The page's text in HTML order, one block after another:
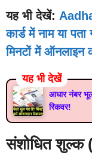
यह भी देखें:
कार्ड में नाम या
मिनटों में ऑनलाइन
यह भी देखें
आधार नंबर
रिकवर!
संशोधित शुल्क